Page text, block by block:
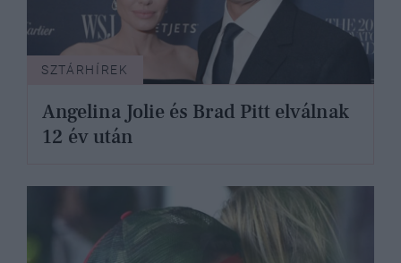
SZTÁRHÍREK
Angelina Jolie és Brad Pitt elválnak
12 év után